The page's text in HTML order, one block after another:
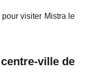
visiter Mistra le
ville de